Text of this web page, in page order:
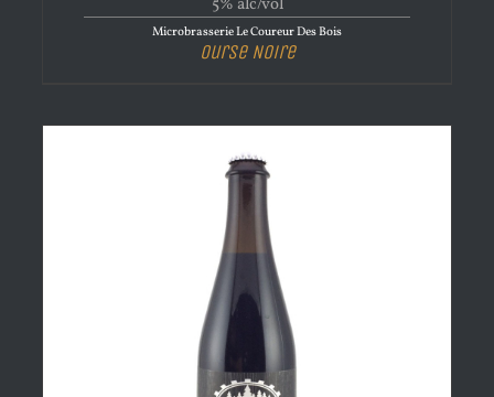
5% alc/vol
Microbrasserie Le Coureur Des Bois
Ourse Noire